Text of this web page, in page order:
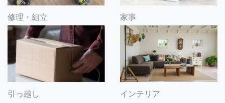
修理・組立 家事
引っ越し インテリア